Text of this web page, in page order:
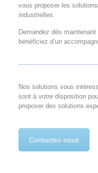
vous proposer les
industrielles.
Demandez dès
bénéficiez d’un
Nos solutions vous
sont à votre disposition
proposer des solutions
Contactez-nous